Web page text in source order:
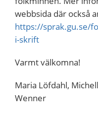
webbsida där också
https://sprak.gu.se/
i-skrift
Varmt välkomna!
Maria Löfdahl,
Wenner